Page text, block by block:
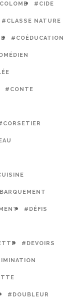
#CIDE
#CLASSE NATURE
#COÉDUCATION
#CONTE
#DÉFIS
#DEVOIRS
#DOUBLEUR